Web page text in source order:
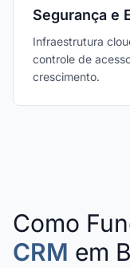
Segurança e
Infraestrutura
controle de
crescimento.
Como
CRM em